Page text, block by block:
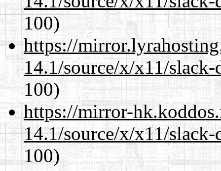
100)
https://
14.1/source/x/x11/
100)
https://mirror-
14.1/source/x/x11/
100)